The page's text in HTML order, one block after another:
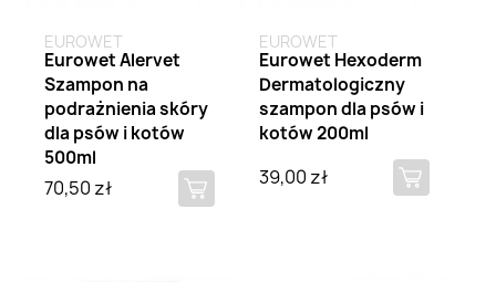
EUROWET
Eurowet Alervet
Szampon na
podrażnienia skóry
dla psów i kotów
500ml
70,50 zł
EUROWET
Eurowet Hexoderm
Dermatologiczny
szampon dla psów i
kotów 200ml
39,00 zł